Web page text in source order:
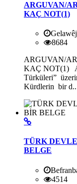
ARGUVAN/
KAÇ NOT(1)
8684
ARGUVAN/
KAÇ NOT(1)
Türküleri”
Kürdlerin bir d..
TÜRK
BELGE
4514